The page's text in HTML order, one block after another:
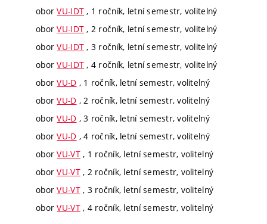
oborVU-IDT , 1 ročník, letní semestr, volitelný
oborVU-IDT , 2 ročník, letní semestr, volitelný
oborVU-IDT , 3 ročník, letní semestr, volitelný
oborVU-IDT , 4 ročník, letní semestr, volitelný
oborVU-D , 1 ročník, letní semestr, volitelný
oborVU-D , 2 ročník, letní semestr, volitelný
oborVU-D , 3 ročník, letní semestr, volitelný
oborVU-D , 4 ročník, letní semestr, volitelný
oborVU-VT, 1 ročník, letní semestr, volitelný
oborVU-VT, 2 ročník, letní semestr, volitelný
oborVU-VT, 3 ročník, letní semestr, volitelný
oborVU-VT, 4 ročník, letní semestr, volitelný